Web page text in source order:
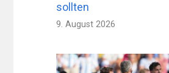
sollten
9. August 2026